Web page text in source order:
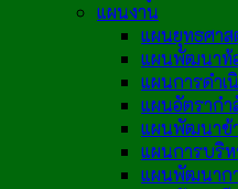
แผนงาน
แผนยุทธศาส
แผนพัฒนาท้
แผนการดำเ
แผนอัตรากำ
แผนพัฒนาข้
แผนการบริ
แผนพัฒนาก